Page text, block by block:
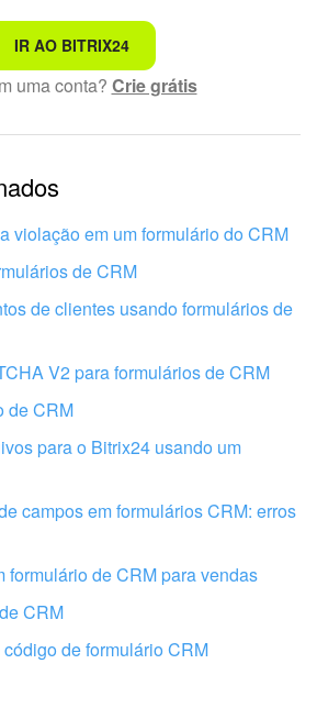
procurando
incompreensível
desatualizadas
preciso de mais informações
esta ferramenta funciona
Bitrix24 configurado por
locais
IR AO BITRIX24
uma conta? Crie grátis
violação em um formulário do CRM
de CRM
de clientes usando formulários de
V2 para formulários de CRM
de CRM
para o Bitrix24 usando um
campos em formulários CRM: erros
formulário de CRM para vendas
CRM
de formulário CRM